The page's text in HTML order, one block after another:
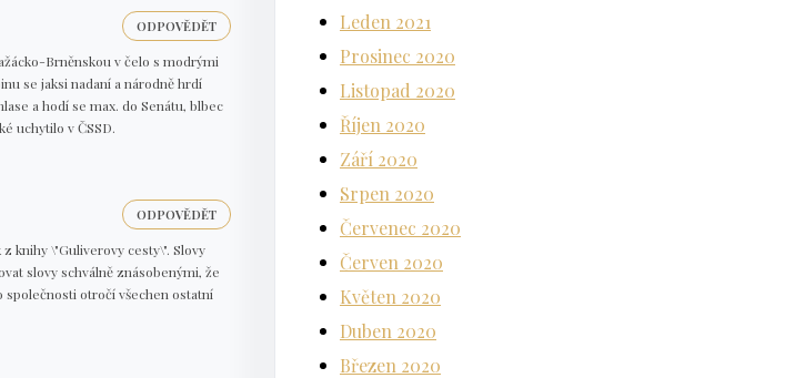
Brněnskou v čelo s modrými
se jaksi nadaní a národně hrdí
a hodí se max. do Senátu, blbec
uchytilo v ČSSD.
ODPOVĚDĚT
knihy \"Guliverovy cesty\". Slovy
slovy schválně znásobenými, že
společnosti otročí všechen ostatní
ODPOVĚDĚT
Leden 2021
Prosinec 2020
Listopad 2020
Říjen 2020
Září 2020
Srpen 2020
Červenec 2020
Červen 2020
Květen 2020
Duben 2020
Březen 2020